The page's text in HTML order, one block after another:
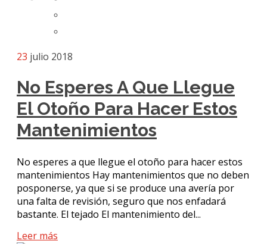
23 julio 2018
No Esperes A Que Llegue
El Otoño Para Hacer Estos
Mantenimientos
No esperes a que llegue el otoño para hacer estos
mantenimientos Hay mantenimientos que no deben
posponerse, ya que si se produce una avería por
una falta de revisión, seguro que nos enfadará
bastante. El tejado El mantenimiento del...
Leer más